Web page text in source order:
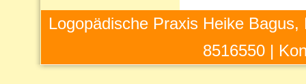
Logopädische Praxis Heike
8516550 |